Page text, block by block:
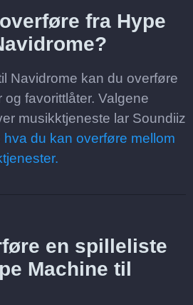
fra Hype
Navidrome kan du overføre
favorittlåter. Valgene
musikktjeneste lar Soundiiz
hva du kan overføre mellom
en spilleliste
Machine til